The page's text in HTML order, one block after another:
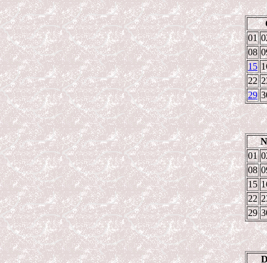
01
08
15
22
29
01
08
15
22
29